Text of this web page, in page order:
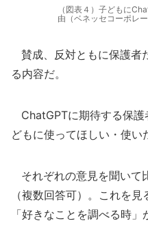
（図表４）子どもに
由（ベネッセコーポレ
賛成、反対ともに保護者
る内容だ。
ChatGPTに期待する保護
どもに使ってほしい・使い
それぞれの意見を聞いて
（複数回答可）。これを
「好きなことを調べる時」